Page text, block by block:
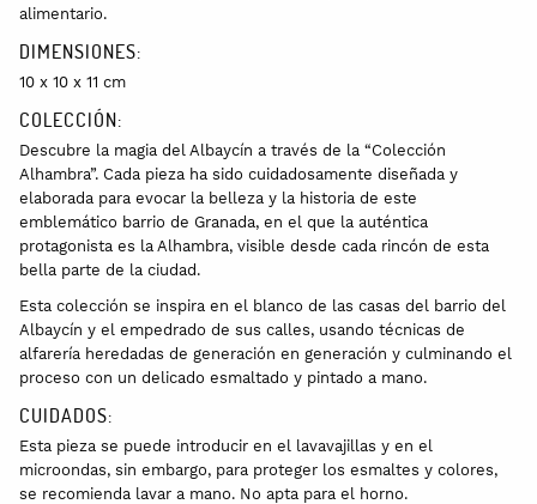
alimentario.
DIMENSIONES:
10 x 10 x 11 cm
COLECCIÓN:
Descubre la magia del Albaycín a través de la “Colección
Alhambra”. Cada pieza ha sido cuidadosamente diseñada y
elaborada para evocar la belleza y la historia de este
emblemático barrio de Granada, en el que la auténtica
protagonista es la Alhambra, visible desde cada rincón de esta
bella parte de la ciudad.
Esta colección se inspira en el blanco de las casas del barrio del
Albaycín y el empedrado de sus calles, usando técnicas de
alfarería heredadas de generación en generación y culminando el
proceso con un delicado esmaltado y pintado a mano.
CUIDADOS:
Esta pieza se puede introducir en el lavavajillas y en el
microondas, sin embargo, para proteger los esmaltes y colores,
se recomienda lavar a mano. No apta para el horno.